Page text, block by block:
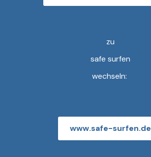
zu
safe surfen
wechseln:
www.safe-surfen.de